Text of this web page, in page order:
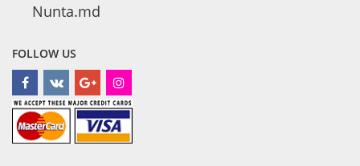
Nunta.md
FOLLOW US